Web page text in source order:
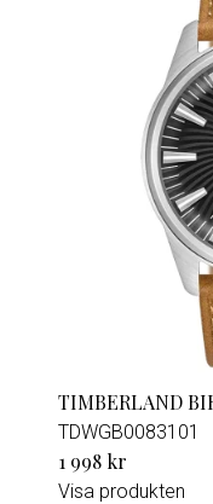
TIMBERLAND
TDWGB0083101
1 998 kr
Visa produkten